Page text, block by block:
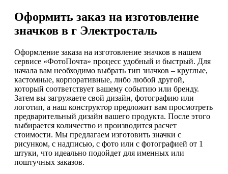
Оформить заказ на изготовление
значков в г Электросталь
Оформление заказа на изготовление значков в нашем
сервисе «ФотоПочта» процесс удобный и быстрый. Для
начала вам необходимо выбрать тип значков – круглые,
кастомные, корпоративные, либо любой другой,
который соответствует вашему событию или бренду.
Затем вы загружаете свой дизайн, фотографию или
логотип, а наш конструктор предложит вам просмотреть
предварительный дизайн вашего продукта. После этого
выбирается количество и производится расчет
стоимости. Мы предлагаем изготовить значки с
рисунком, с надписью, с фото или с фотографией от 1
штуки, что идеально подойдет для именных или
поштучных заказов.